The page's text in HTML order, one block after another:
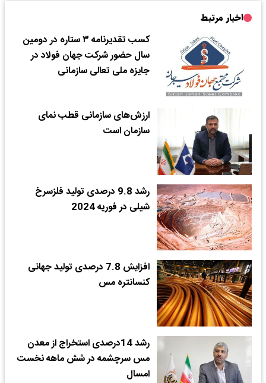
اخبار مرتبط
​کسب تقدیرنامه ۳ ستاره در دومین
سال حضور شرکت جهان فولاد در
جایزه ملی تعالی سازمانی
ارزش‌های سازمانی قطب نمای
سازمان است
رشد 9.8 درصدی تولید فلزسرخ
شیلی در فوریه 2024
افزایش 7.8 درصدی تولید جهانی
کنسانتره مس
رشد 14درصدی استخراج از معدن
مس سرچشمه در شش ماهه نخست
امسال